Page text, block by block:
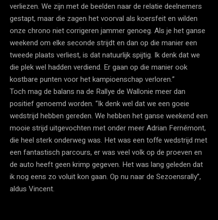
verliezen. We zijn met de beelden naar de relatie deelnemers
gestapt, maar die zagen het voorval als koersfeit en wilden
onze chrono niet corrigeren jammer genoeg. Als je het ganse
weekend om elke seconde strijdt en dan op die manier een
tweede plaats verliest, is dat natuurlijk spijtig. Ik denk dat we
die plek wel hadden verdiend. Er gaan op die manier ook
kostbare punten voor het kampioenschap verloren.”
Toch mag de balans na de Rallye de Wallonie meer dan
positief genoemd worden. “Ik denk wel dat we een goeie
wedstrijd hebben gereden. We hebben het ganse weekend een
mooie strijd uitgevochten met onder meer Adrian Fernémont,
die heel sterk onderweg was. Het was een toffe wedstrijd met
een fantastisch parcours, er was veel volk op de proeven en
de auto heeft geen krimp gegeven. Het was lang geleden dat
ik nog eens zo voluit kon gaan. Op nu naar de Sezoensrally”,
aldus Vincent.